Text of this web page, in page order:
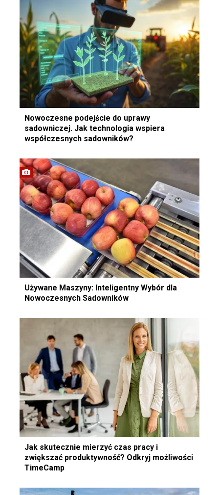
Nowoczesne podejście do uprawy
sadowniczej. Jak technologia wspiera
współczesnych sadowników?
Używane Maszyny: Inteligentny Wybór dla
Nowoczesnych Sadowników
Jak skutecznie mierzyć czas pracy i
zwiększać produktywność? Odkryj możliwości
TimeCamp